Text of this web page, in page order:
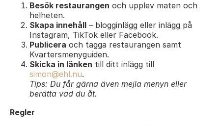
Besök restaurangen och upplev maten och
helheten.
Skapa innehåll – blogginlägg eller inlägg på
Instagram, TikTok eller Facebook.
Publicera och tagga restaurangen samt
Kvartersmenyguiden.
Skicka in länken till ditt inlägg till
simon@ehl.nu.
Tips: Du får gärna även mejla menyn eller
berätta vad du åt.
Regler